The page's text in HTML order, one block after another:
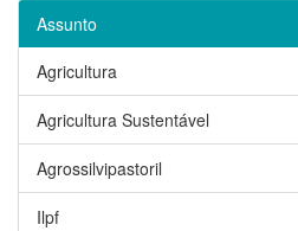
Assunto
Agricultura
Agricultura Sustentável
Agrossilvipastoril
Ilpf